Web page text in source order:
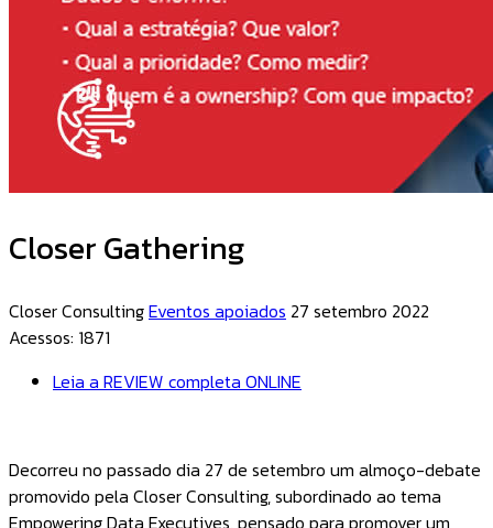
Closer Gathering
Closer ConsultingEventos apoiados 27 setembro 2022
Acessos: 1871
Leia a REVIEW completa ONLINE
Decorreu no passado dia 27 de setembro um almoço-debate
promovido pela Closer Consulting, subordinado ao tema
Empowering Data Executives, pensado para promover um